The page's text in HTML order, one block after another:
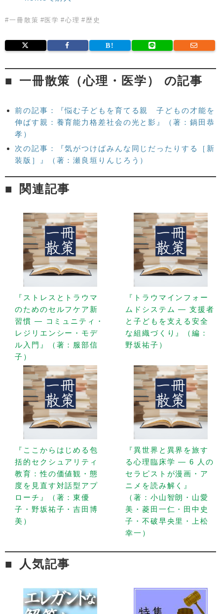
# 一冊散策 #医学 #心理 # 歴史
一冊散策（心理・医学） の記事
前の記事：『悩む子どもを育てる親 子どもの才能を
伸ばす親：養育能力格差社会の光と影』（著：鍋田恭
孝）
次の記事：『気がつけばみんな同じだったりする［新
装版］』（著：瀬良垣りんじろう）
関連記事
『ストレスとトラウマ
のためのセルフケア新
習慣 — コミュニティ・
レジリエンシー・モデ
ル入門』（著：服部信
子）
『トラウマインフォー
ムドシステム — 支援者
と子どもを支える安全
な組織づくり』（編：
野坂祐子）
『ここからはじめる包
括的セクシュアリティ
教育：性の価値観・態
度を見直す対話型アプ
ローチ』（著：東優
子・野坂祐子・吉田博
美）
『異世界と異界を旅す
る心理臨床学 — 6 人の
セラピストが漫画・ア
ニメを読み解く』
（著：小山智朗・山愛
美・菱田一仁・田中史
子・不破早央里・上松
幸一）
人気記事